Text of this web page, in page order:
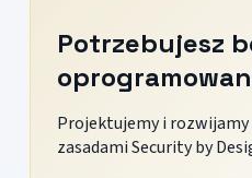
Potrzebujesz
Projektujemy i
zasadami Security by